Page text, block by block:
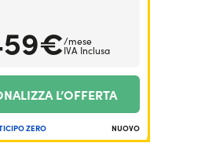
/mese
IVA Inclusa
L’OFFERTA
ZERO NUOVO